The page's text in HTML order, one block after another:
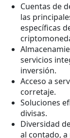
Cuentas de
las
específicas
servicios
inversión.
Acceso a
corretaje.
Soluciones
divisas.
Diversidad
al contado, a